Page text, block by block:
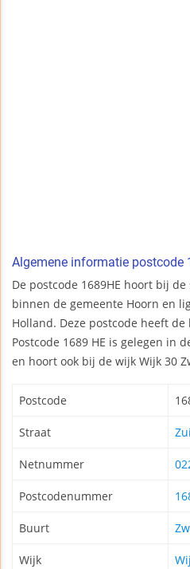
Algemene informatie postcode
De postcode 1689HE hoort bij
binnen de gemeente Hoorn en
Holland. Deze postcode heeft
Postcode 1689 HE is gelegen in
en hoort ook bij de wijk Wijk 30
Postcode
Straat
Netnummer
Postcodenummer
Buurt
Wijk